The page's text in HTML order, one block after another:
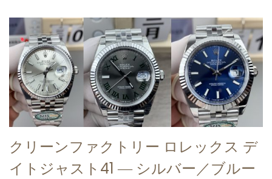
クリーンファクトリー ロレックス デ
イトジャスト41 ― シルバー／ブルー